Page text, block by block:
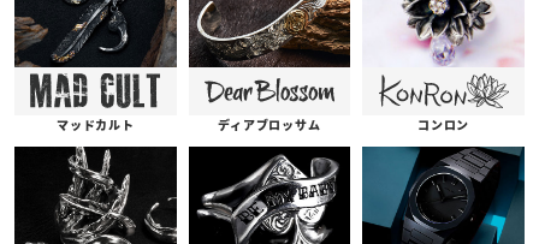
マッドカルト ディアブロッサム コンロン